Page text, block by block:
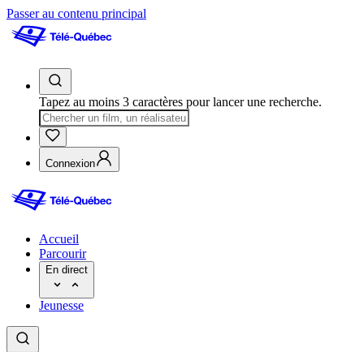
Passer au contenu principal
Tapez au moins 3 caractères pour lancer une recherche.
Connexion
Accueil
Parcourir
En direct
Jeunesse